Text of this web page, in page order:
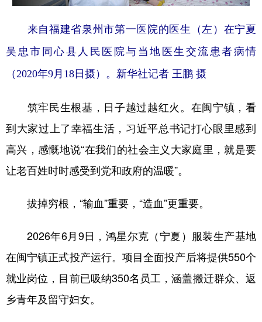
来自福建省泉州市第一医院的医生（左）在宁夏
吴忠市同心县人民医院与当地医生交流患者病情
（2020年9月18日摄）。新华社记者 王鹏 摄
筑牢民生根基，日子越过越红火。在闽宁镇，看
到大家过上了幸福生活，习近平总书记打心眼里感到
高兴，感慨地说“在我们的社会主义大家庭里，就是要
让老百姓时时感受到党和政府的温暖”。
拔掉穷根，“输血”重要，“造血”更重要。
2026年6月9日，鸿星尔克（宁夏）服装生产基地
在闽宁镇正式投产运行。项目全面投产后将提供550个
就业岗位，目前已吸纳350名员工，涵盖搬迁群众、返
乡青年及留守妇女。